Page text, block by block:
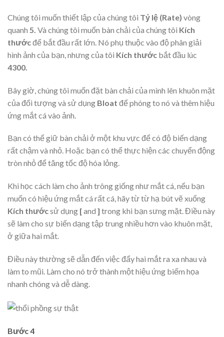
Chúng tôi muốn thiết lập của chúng tôi Tỷ lệ (Rate) vòng
quanh 5. Và chúng tôi muốn bàn chải của chúng tôi Kích
thướcđể bắt đầu rất lớn. Nó phụ thuộc vào độ phân giải
hình ảnh của bạn, nhưng của tôi Kích thước bắt đầu lúc
4300.
Bây giờ, chúng tôi muốn đặt bàn chải của mình lên khuôn mặt
của đối tượng và sử dụng Bloat để phóng to nó và thêm hiệu
ứng mắt cá vào ảnh.
Bạn có thể giữ bàn chải ở một khu vực để có độ biến dạng
rất chậm và nhỏ. Hoặc bạn có thể thực hiện các chuyển động
tròn nhỏ để tăng tốc độ hóa lỏng.
Khi học cách làm cho ảnh trông giống như mắt cá, nếu bạn
muốn có hiệu ứng mắt cá rất cá, hãy từ từ hạ bút vẽ xuống
Kích thướcsử dụng [and ] trong khi bạn sưng mặt. Điều này
sẽ làm cho sự biến dạng tập trung nhiều hơn vào khuôn mặt,
ở giữa hai mắt.
Điều này thường sẽ dẫn đến việc đẩy hai mắt ra xa nhau và
làm to mũi. Làm cho nó trở thành một hiệu ứng biếm họa
nhanh chóng và dễ dàng.
Bước 4